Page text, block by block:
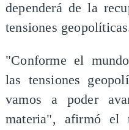
dependerá de la
tensiones
"Conforme el
las tensiones
vamos a poder
materia", afirmó el